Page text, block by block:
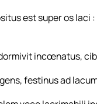
est super os laci
incœnatus,
festinus ad